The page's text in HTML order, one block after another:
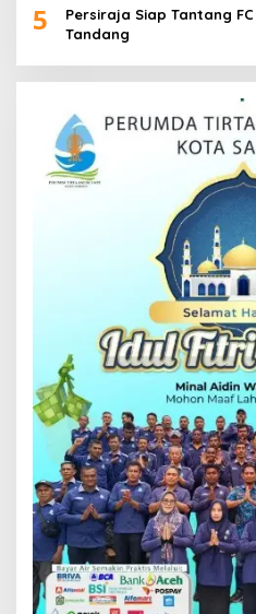
5
Persiraja Siap Tantang
Tandang